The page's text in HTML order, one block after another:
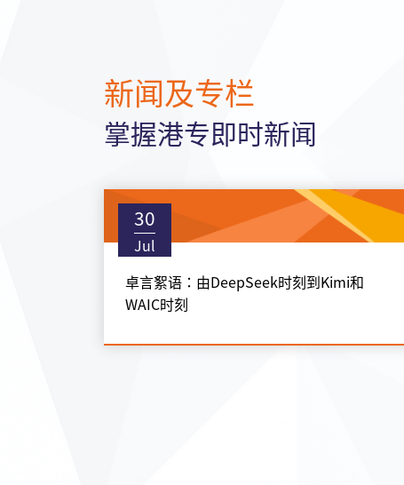
新闻及专栏
掌握港专即时新闻
30
Jul
卓言絮语：由DeepSeek时刻到Kimi和
WAIC时刻